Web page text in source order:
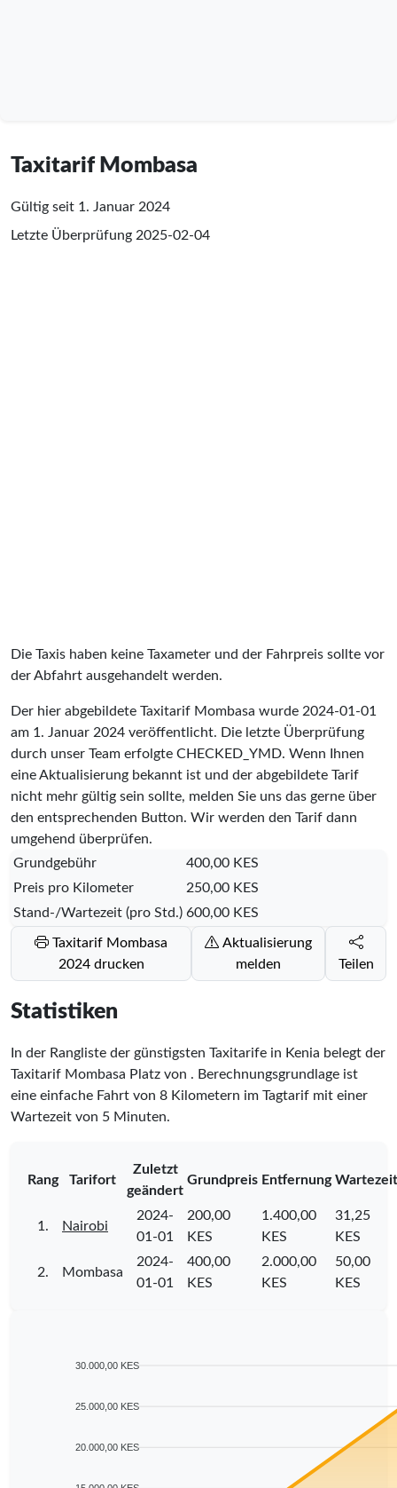
Taxitarif Mombasa
Gültig seit 1. Januar 2024
Letzte Überprüfung 2025-02-04
Die Taxis haben keine Taxameter und der Fahrpreis sollte vor
der Abfahrt ausgehandelt werden.
Der hier abgebildete Taxitarif Mombasa wurde 2024-01-01
am 1. Januar 2024 veröffentlicht. Die letzte Überprüfung
durch unser Team erfolgte CHECKED_YMD. Wenn Ihnen
eine Aktualisierung bekannt ist und der abgebildete Tarif
nicht mehr gültig sein sollte, melden Sie uns das gerne über
den entsprechenden Button. Wir werden den Tarif dann
umgehend überprüfen.
Grundgebühr
400,00 KES
Preis pro Kilometer
250,00 KES
Stand-/Wartezeit (pro Std.) 600,00 KES
Taxitarif Mombasa
2024 drucken
Aktualisierung
melden
Teilen
Statistiken
In der Rangliste der günstigsten Taxitarife in Kenia belegt der
Taxitarif Mombasa Platz von . Berechnungsgrundlage ist
eine einfache Fahrt von 8 Kilometern im Tagtarif mit einer
Wartezeit von 5 Minuten.
Rang Tarifort
Zuletzt
geändert
Grundpreis Entfernung Wartezeit
1. Nairobi
2024-
01-01
200,00
KES
1.400,00
KES
31,25
KES
2. Mombasa
2024-
01-01
400,00
KES
2.000,00
KES
50,00
KES
30.000,00 KES
25.000,00 KES
20.000,00 KES